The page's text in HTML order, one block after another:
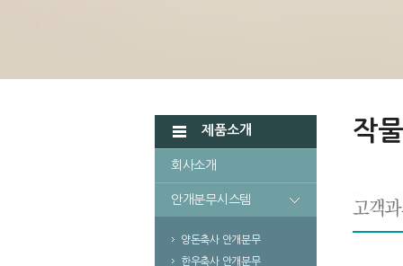
제품소개
회사소개
안개분무시스템
양돈축사 안개분무
한우축사 안개분무
작